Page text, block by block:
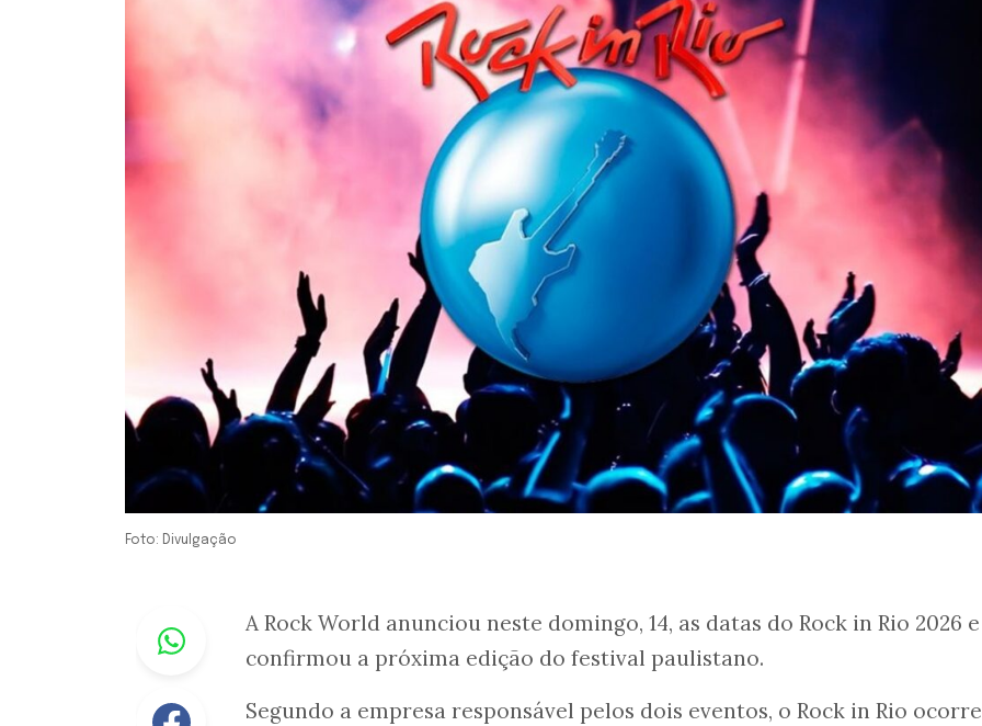
Foto: Divulgação
Whastapp
Facebook
A Rock World anunciou neste domingo, 14, as datas do Rock in Rio 2026 e
confirmou a próxima edição do festival paulistano.
Segundo a empresa responsável pelos dois eventos, o Rock in Rio